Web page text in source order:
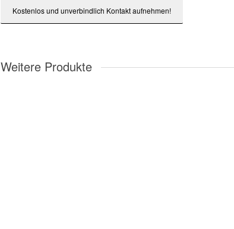
Weitere Produkte